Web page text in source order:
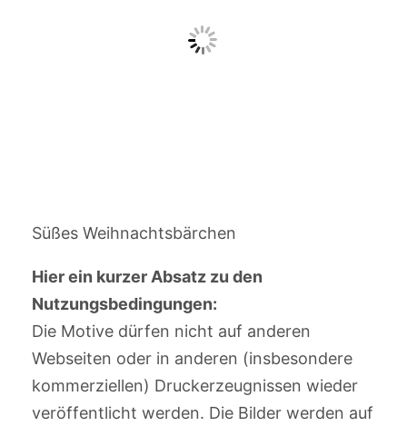
Süßes Weihnachtsbärchen
Hier ein kurzer Absatz zu den
Nutzungsbedingungen:
Die Motive dürfen nicht auf anderen
Webseiten oder in anderen (insbesondere
kommerziellen) Druckerzeugnissen wieder
veröffentlicht werden. Die Bilder werden auf